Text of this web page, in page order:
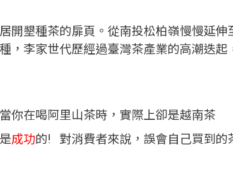
開墾種茶的扉頁。從南投松柏嶺慢慢延
，李家世代歷經過臺灣茶產業的高潮迭
你在喝阿里山茶時，實際上卻是越南茶
成功的! 對消費者來說，誤會自己買到的